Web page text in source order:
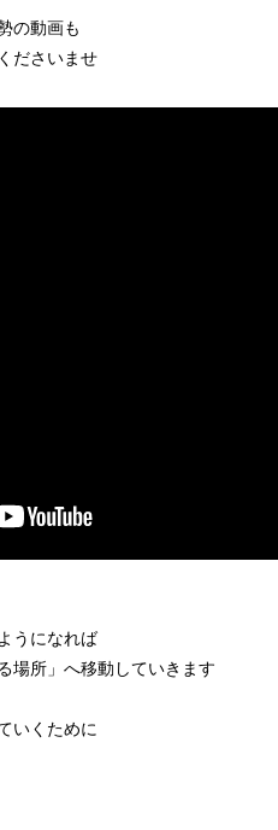
の動画も
ださいませ
うになれば
場所」へ移動していきます
いくために